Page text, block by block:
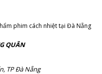
phim cách nhiệt tại Đà Nẵng
QUÂN
TP Đà Nẵng